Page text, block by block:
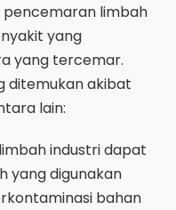
pencemaran limbah
yang
yang tercemar.
ditemukan akibat
lain:
industri dapat
yang digunakan
bahan